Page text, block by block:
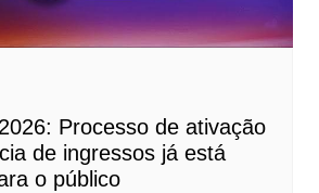
Processo de ativação
de ingressos já está
o público